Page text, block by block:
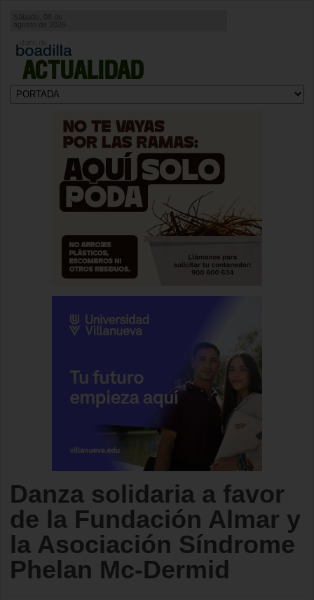
ACTUALIDAD
Sábado, 08 de
agosto de 2026
Danza solidaria a favor
de la Fundación Almar y
la Asociación Síndrome
Phelan Mc-Dermid